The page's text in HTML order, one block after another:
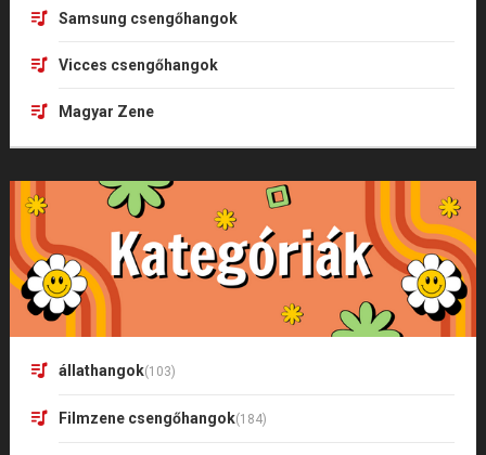
Samsung csengőhangok
Vicces csengőhangok
Magyar Zene
állathangok(103)
Filmzene csengőhangok(184)